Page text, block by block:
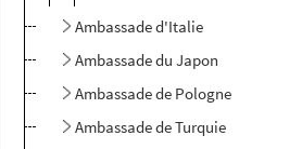
Ambassade d'Italie
Ambassade du Japon
Ambassade de Pologne
Ambassade de Turquie